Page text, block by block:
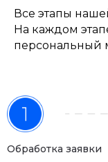
Все этапы
На каждом
персональный
Обработка заявки
О
года для создания
поставки товаров,
100% уверен в
КАЧЕСТВЕННЫЙ
СОГЛАСНО СМЕТЕ.